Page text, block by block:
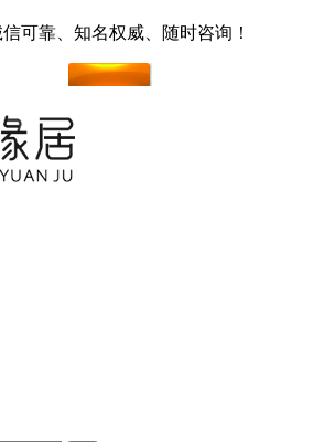
可靠、知名权威、随时咨询！